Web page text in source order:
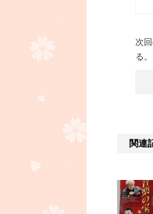
次
る。
関連